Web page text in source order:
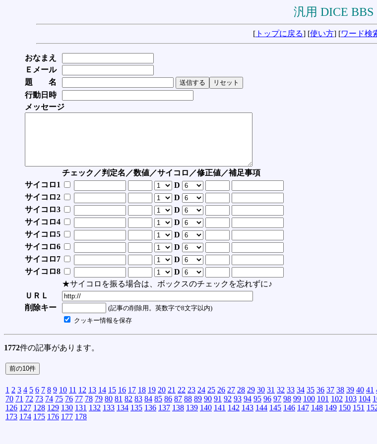
汎用 DICE BBS
[ トップに戻る] [使い方] [ワード検
おなまえ
Ｅメール
題 名
行動日時
メッセージ
チェック／判定名／数値／サイコロ／修正値／補足事項
サイコロ1
D
サイコロ2
D
サイコロ3
D
サイコロ4
D
サイコロ5
D
サイコロ6
D
サイコロ7
D
サイコロ8
D
★サイコロを振る場合は、ボックスのチェックを忘れずに♪
ＵＲＬ
削除キー
(記事の削除用。英数字で8文字以内)
クッキー情報を保存
1772件の記事があります。
1 2 3 4 5 6 7 8 9 10 11 12 13 14 15 16 17 18 19 20 21 22 23 24 25 26 27 28 29 30 31 32 33 34 35 36 37 38 39 40 41
70 71 72 73 74 75 76 77 78 79 80 81 82 83 84 85 86 87 88 89 90 91 92 93 94 95 96 97 98 99 100 101 102 103 104
126 127 128 129 130 131 132 133 134 135 136 137 138 139 140 141 142 143 144 145 146 147 148 149 150 151
173 174 175 176 177 178